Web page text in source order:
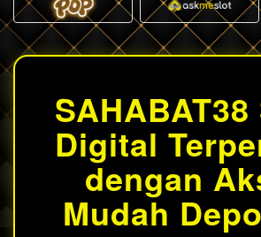
Digital
dengan
Mudah